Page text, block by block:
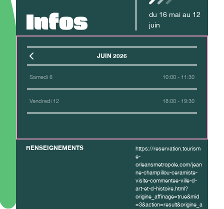
Infos du 16 mai au 12
juin
JUIN 2026
Samedi 6 10:00 - 11:30
Vendredi 12 18:00 - 19:30
RENSEIGNEMENTS
https://reservation.tourism
e-
orleansmetropole.com/jean
ne-champillou-ceramiste-
visite-commentee-ville-d-
art-et-d-histoire.html?
origine_affinage=true&mid
=3&action=result&origine_a